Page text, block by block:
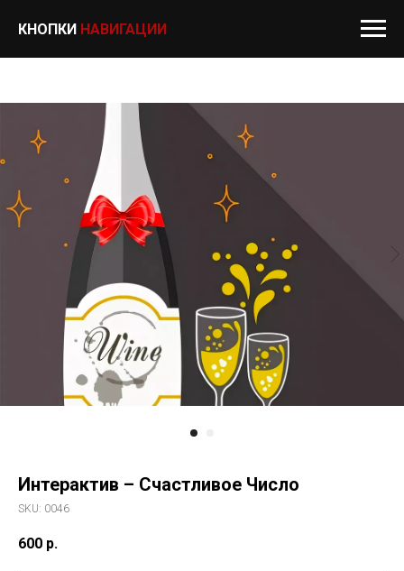
КНОПКИ НАВИГАЦИИ
Интерактив – Счастливое Число
SKU: 0046
600 р.